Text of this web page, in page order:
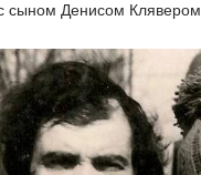
сыном Денисом Клявером